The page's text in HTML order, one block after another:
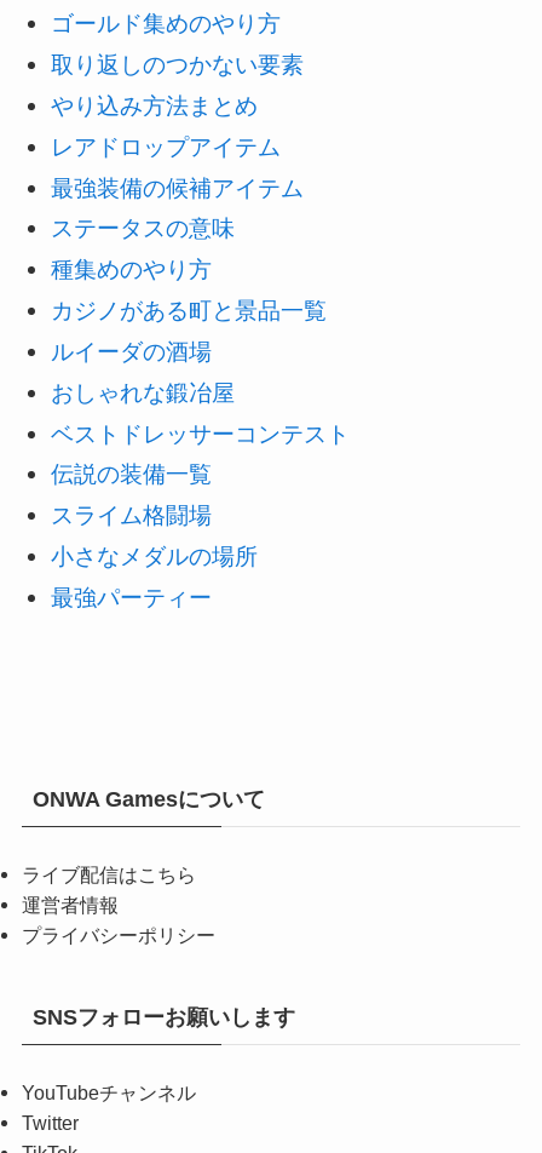
ゴールド集めのやり方
取り返しのつかない要素
やり込み方法まとめ
レアドロップアイテム
最強装備の候補アイテム
ステータスの意味
種集めのやり方
カジノがある町と景品一覧
ルイーダの酒場
おしゃれな鍛冶屋
ベストドレッサーコンテスト
伝説の装備一覧
スライム格闘場
小さなメダルの場所
最強パーティー
ONWA Gamesについて
ライブ配信はこちら
運営者情報
プライバシーポリシー
SNSフォローお願いします
YouTubeチャンネル
Twitter